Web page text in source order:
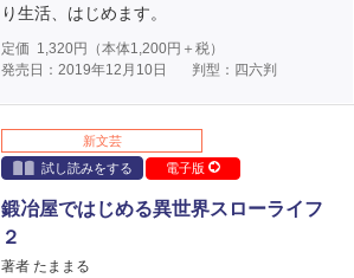
り生活、はじめます。
定価 1,320円（本体1,200円＋税）
発売日：2019年12月10日
判型：四六判
新文芸
試し読みをする
電子版
鍛冶屋ではじめる異世界スローライフ
２
著者 たままる